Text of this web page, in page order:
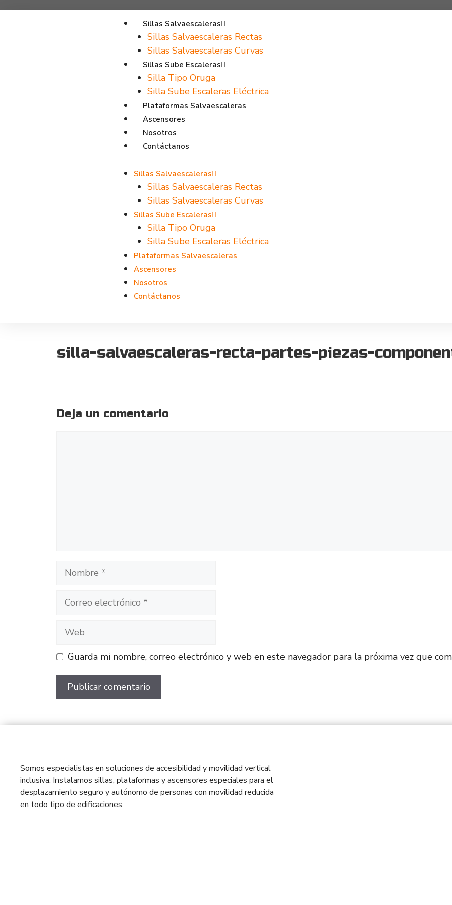
Sillas Salvaescaleras
Sillas Salvaescaleras Rectas
Sillas Salvaescaleras Curvas
Sillas Sube Escaleras
Silla Tipo Oruga
Silla Sube Escaleras Eléctrica
Plataformas Salvaescaleras
Ascensores
Nosotros
Contáctanos
Sillas Salvaescaleras
Sillas Salvaescaleras Rectas
Sillas Salvaescaleras Curvas
Sillas Sube Escaleras
Silla Tipo Oruga
Silla Sube Escaleras Eléctrica
Plataformas Salvaescaleras
Ascensores
Nosotros
Contáctanos
silla-salvaescaleras-recta-partes-piezas-
Deja un comentario
Guarda mi nombre, correo electrónico y web en este navegador para la próxima vez que
Somos especialistas en soluciones de accesibilidad y movilidad vertical
inclusiva. Instalamos sillas, plataformas y ascensores especiales para el
desplazamiento seguro y autónomo de personas con movilidad reducida
en todo tipo de edificaciones.